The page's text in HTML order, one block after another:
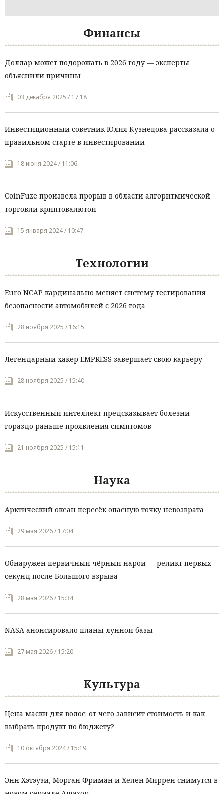
Финансы
Доллар может подорожать в 2026 году — эксперты
объяснили причины
03 декабря 2025 / 17:18
Инвестиционный советник Юлия Кузнецова рассказала о
правильном старте в инвестировании
18 июня 2024 / 11:06
CoinFuze произвела прорыв в области алгоритмической
торговли криптовалютой
15 января 2024 / 10:47
Технологии
Euro NCAP кардинально меняет систему тестирования
безопасности автомобилей с 2026 года
28 ноября 2025 / 16:15
Легендарный хакер EMPRESS завершает свою карьеру
28 ноября 2025 / 15:40
Искусственный интеллект предсказывает болезни
гораздо раньше проявления симптомов
21 ноября 2025 / 15:11
Наука
Арктический океан пересёк опасную точку невозврата
29 мая 2026 / 17:04
Обнаружен первичный чёрный нарой — реликт первых
секунд после Большого взрыва
28 мая 2026 / 15:34
NASA анонсировало планы лунной базы
27 мая 2026 / 15:20
Культура
Цена маски для волос: от чего зависит стоимость и как
выбрать продукт по бюджету?
10 октября 2024 / 15:19
Энн Хэтэуэй, Морган Фриман и Хелен Миррен снимутся в